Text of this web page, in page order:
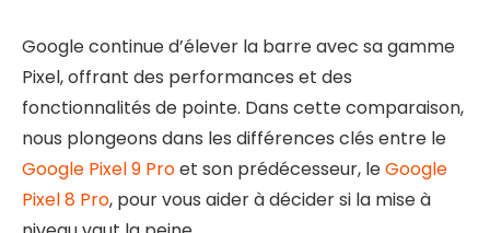
Google continue d’élever la barre avec sa gamme
Pixel, offrant des performances et des
fonctionnalités de pointe. Dans cette comparaison,
nous plongeons dans les différences clés entre le
Google Pixel 9 Proet son prédécesseur, leGoogle
Pixel 8 Pro, pour vous aider à décider si la mise à